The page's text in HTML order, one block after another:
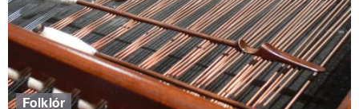
Folklór